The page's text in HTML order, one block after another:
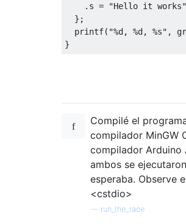
. s =
"Hello it works"
};
  printf
( "%d, %d, %s" ,
}
Compilé el
compilador MinGW
compilador Arduino
ambos se
esperaba. Observe
<cstdio>
run_the_race